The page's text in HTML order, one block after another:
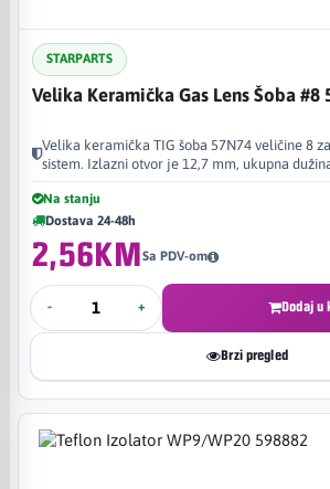
STARPARTS
Velika Keramička Gas Lens Šoba #8
Velika keramička TIG šoba 57N74 veličine 8
sistem. Izlazni otvor je 12,7 mm, ukupna
Na stanju
Dostava 24-48h
2,56KMSa PDV-om
- + Dodaj u
Brzi pregled